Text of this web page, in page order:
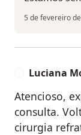
5 de fevereiro
Luciana
Atencioso,
consulta.
cirurgia